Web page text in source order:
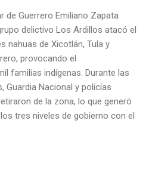
de Guerrero Emiliano Zapata
delictivo Los Ardillos atacó el
nahuas de Xicotlán, Tula y
provocando el
familias indígenas. Durante las
Guardia Nacional y policías
de la zona, lo que generó
tres niveles de gobierno con el